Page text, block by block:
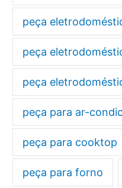
peça
peça
peça
peça para ar-
peça para cooktop
peça para forno